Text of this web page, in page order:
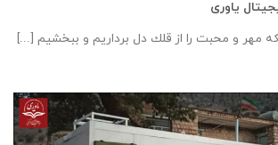
یاوری
مهر و محبت را از قلك دل برداريم و ببخشيم [...]